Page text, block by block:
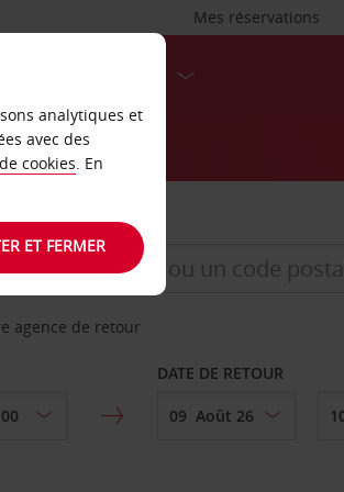
Mes réservations
agence de retour
DATE DE RETOUR
analytiques et
avec des
cookies. En
ET FERMER